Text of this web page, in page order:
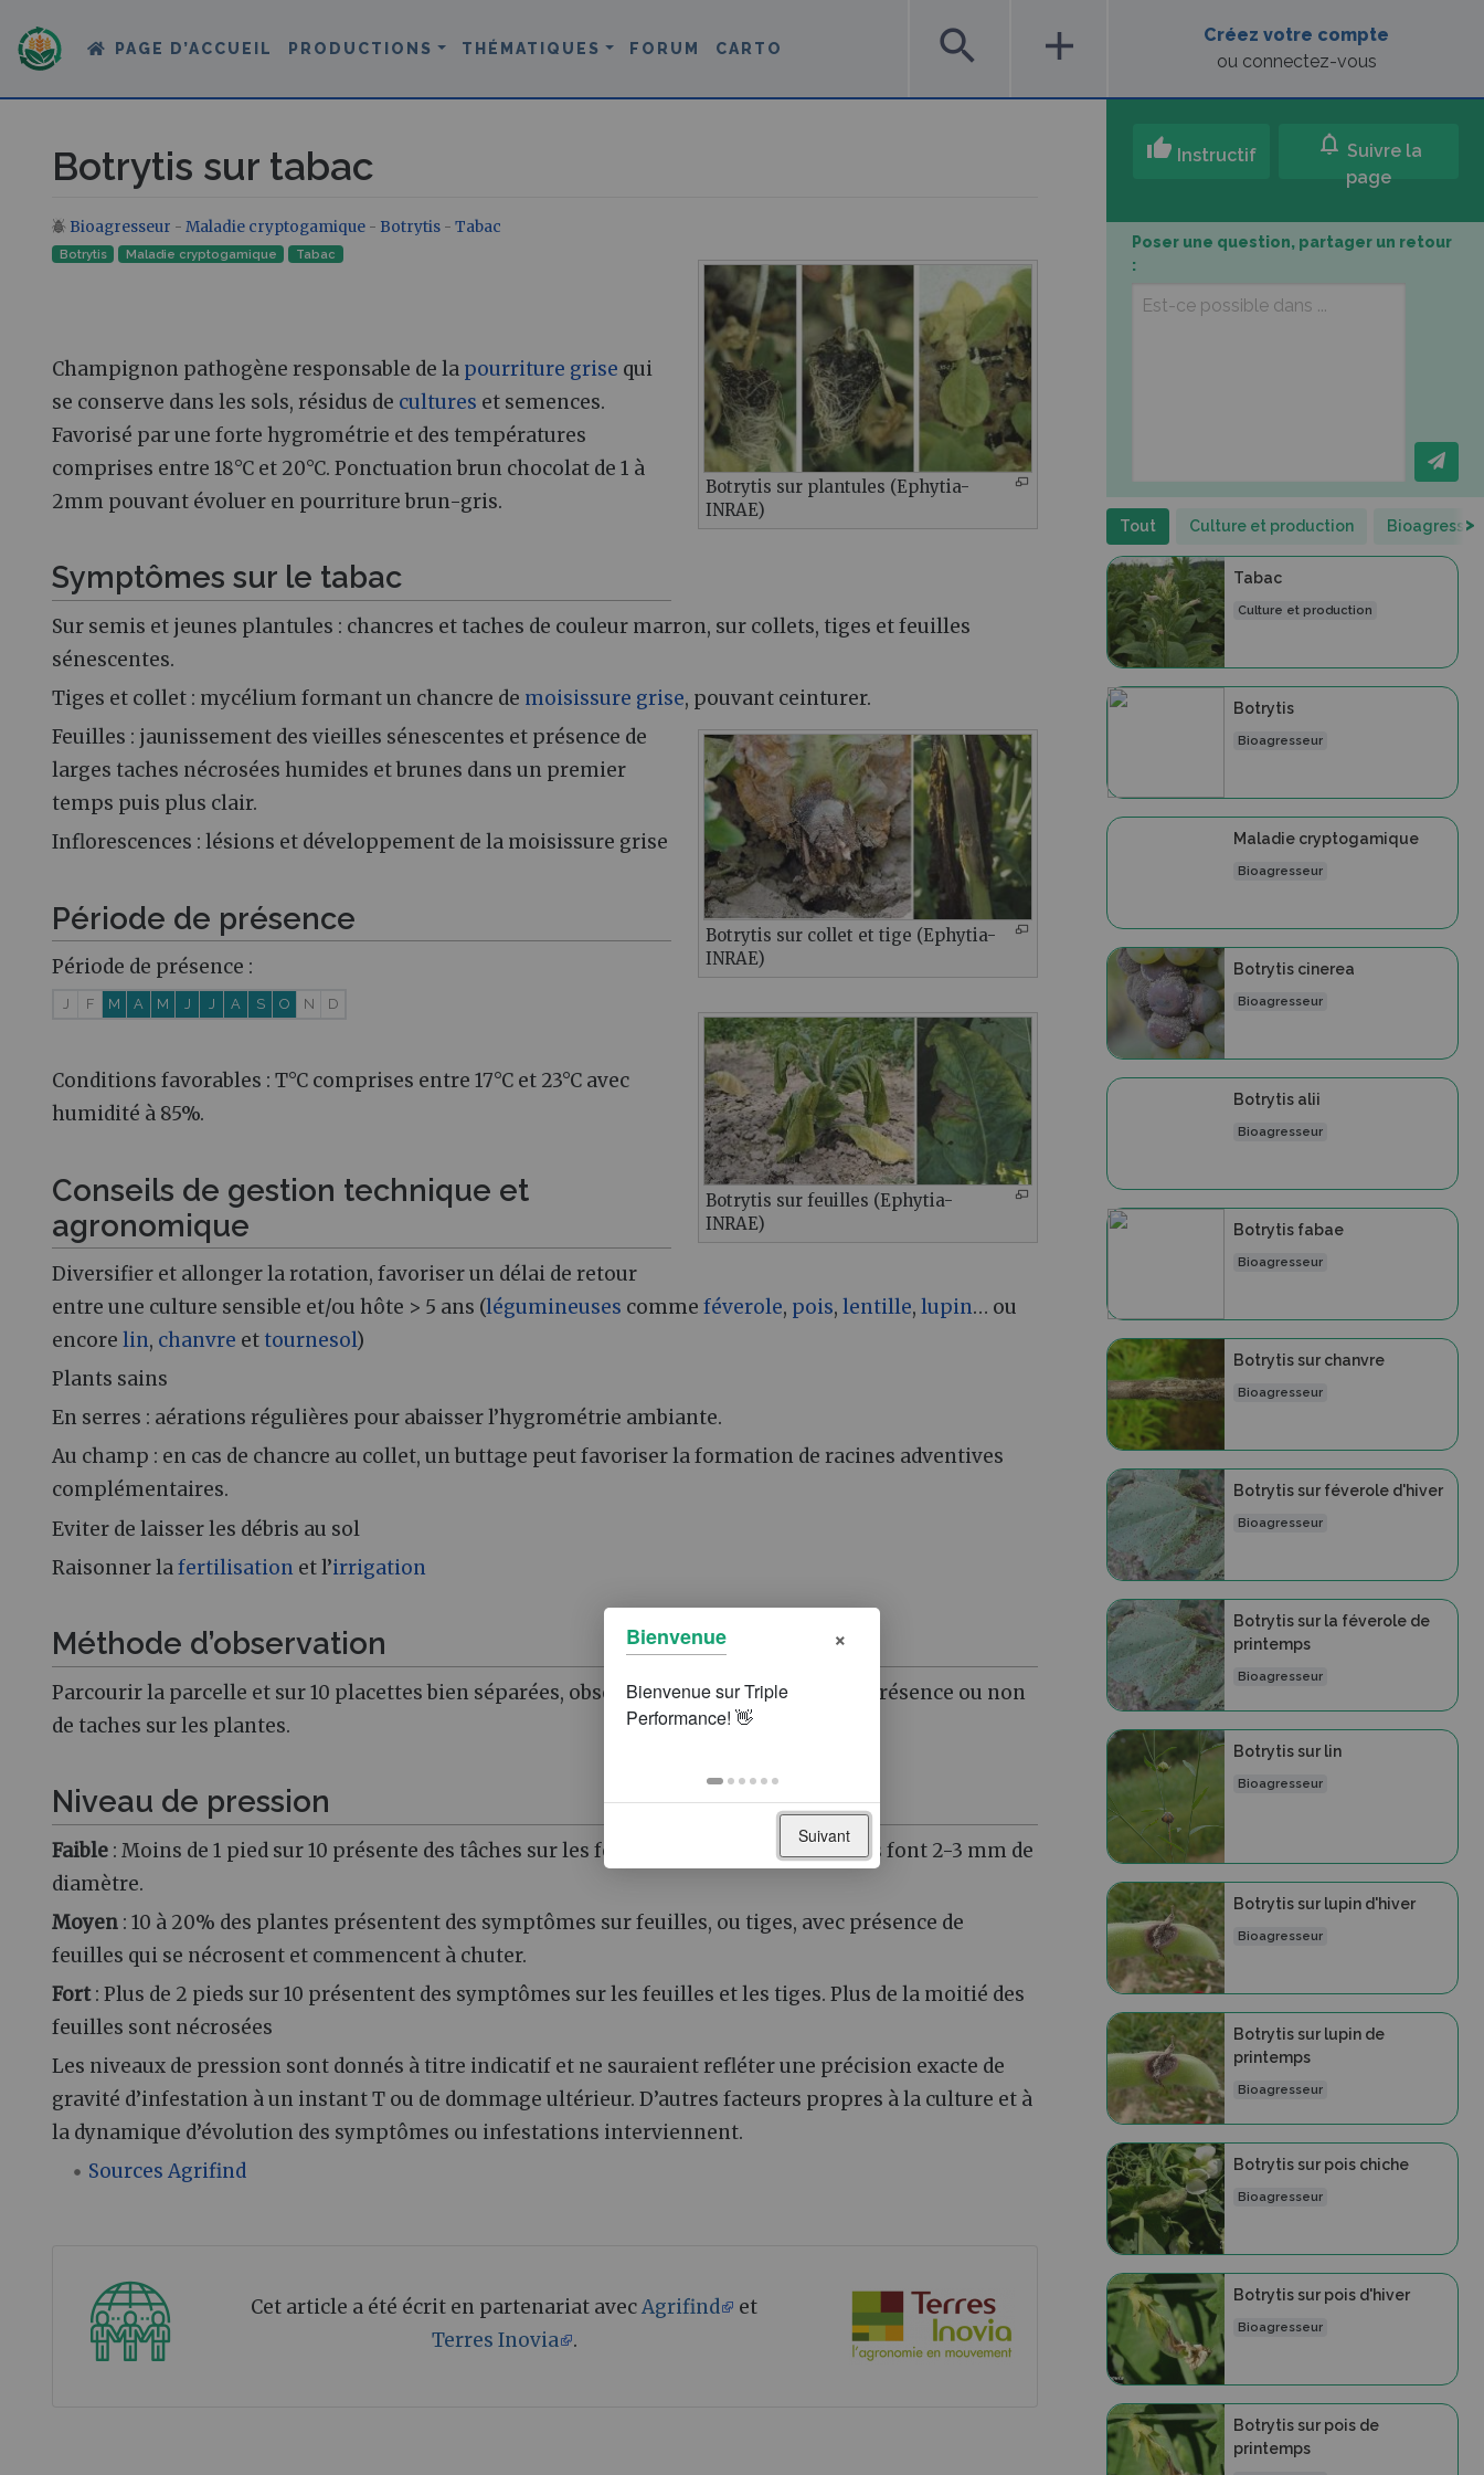
PAGE D’ACCUEIL PRODUCTIONS THÉMATIQUES FORUM CARTO search add
Créez votre compte
ou connectez-vous
Botrytis sur tabac
Aller à :navigation,rechercher
Bioagresseur - Maladie cryptogamique - Botrytis - Tabac
Botrytis sur plantules (Ephytia-
INRAE)
Botrytis Maladie cryptogamique‎ Tabac
Champignon pathogène responsable de la pourriture grise qui
se conserve dans les sols, résidus de cultures et semences.
Favorisé par une forte hygrométrie et des températures
comprises entre 18°C et 20°C. Ponctuation brun chocolat de 1 à
2mm pouvant évoluer en pourriture brun-gris.
Symptômes sur le tabac
Sur semis et jeunes plantules : chancres et taches de couleur marron, sur collets, tiges et feuilles
sénescentes.
Tiges et collet : mycélium formant un chancre de moisissure grise, pouvant ceinturer.
Botrytis sur collet et tige (Ephytia-
INRAE)
Feuilles : jaunissement des vieilles sénescentes et présence de
larges taches nécrosées humides et brunes dans un premier
temps puis plus clair.
Inflorescences : lésions et développement de la moisissure grise
Botrytis sur feuilles (Ephytia-
INRAE)
Période de présence
Période de présence :
J F M A M J J A S O N D
Conditions favorables : T°C comprises entre 17°C et 23°C avec
humidité à 85%.
Conseils de gestion technique et
agronomique
Diversifier et allonger la rotation, favoriser un délai de retour
entre une culture sensible et/ou hôte > 5 ans (légumineuses comme féverole, pois, lentille, lupin… ou
encore lin, chanvre et tournesol)
Plants sains
En serres : aérations régulières pour abaisser l’hygrométrie ambiante.
Au champ : en cas de chancre au collet, un buttage peut favoriser la formation de racines adventives
complémentaires.
Eviter de laisser les débris au sol
Raisonner lafertilisation et l’irrigation
Méthode d’observation
Parcourir la parcelle et sur 10 placettes bien séparées, observer 10 plantes. On note la présence ou non
de taches sur les plantes.
Niveau de pression
Faible : Moins de 1 pied sur 10 présente des tâches sur les feuilles et les tiges. Les tâches font 2-3 mm de
diamètre.
Moyen : 10 à 20% des plantes présentent des symptômes sur feuilles, ou tiges, avec présence de
feuilles qui se nécrosent et commencent à chuter.
Fort: Plus de 2 pieds sur 10 présentent des symptômes sur les feuilles et les tiges. Plus de la moitié des
feuilles sont nécrosées
Les niveaux de pression sont donnés à titre indicatif et ne sauraient refléter une précision exacte de
gravité d’infestation à un instant T ou de dommage ultérieur. D’autres facteurs propres à la culture et à
la dynamique d’évolution des symptômes ou infestations interviennent.
Sources Agrifind
Cet article a été écrit en partenariat avecAgrifind
et
Terres Inovia
.
thumb_up Instructif notifications Suivre la
page
Poser une question, partager un retour
:
Tout Culture et production >
Tabac
Culture et production
Botrytis
Bioagresseur
Maladie cryptogamique
Bioagresseur
Botrytis cinerea
Bioagresseur
Botrytis alii
Bioagresseur
Botrytis fabae
Bioagresseur
Botrytis sur chanvre
Bioagresseur
Botrytis sur féverole d'hiver
Bioagresseur
Botrytis sur la féverole de
printemps
Bioagresseur
Botrytis sur lin
Bioagresseur
Botrytis sur lupin d'hiver
Bioagresseur
Botrytis sur lupin de
printemps
Bioagresseur
Botrytis sur pois chiche
Bioagresseur
Botrytis sur pois d'hiver
Bioagresseur
Botrytis sur pois de
printemps
Bienvenue ×
Suivant